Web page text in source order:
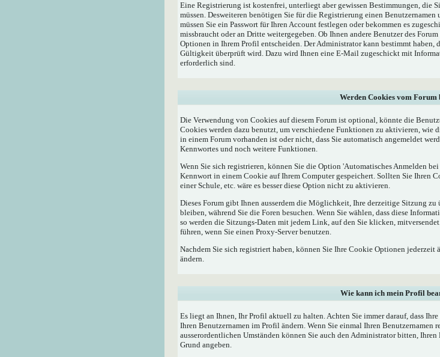
Eine Registrierung ist kostenfrei, unterliegt aber gewissen Bestimmungen, die
müssen. Desweiteren benötigen Sie für die Registrierung einen
müssen Sie ein Passwort für Ihren Account festlegen oder bekommen es
missbraucht oder an Dritte weitergegeben. Ob Ihnen andere Benutzer des
Optionen in Ihrem Profil entscheiden. Der Administrator kann bestimmt haben,
Gültigkeit überprüft wird. Dazu wird Ihnen eine E-Mail zugeschickt mit
erforderlich sind.
Werden Cookies vom Forum
Die Verwendung von Cookies auf diesem Forum ist optional, könnte die
Cookies werden dazu benutzt, um verschiedene Funktionen zu aktivieren, wie
in einem Forum vorhanden ist oder nicht, dass Sie automatisch angemeldet
Kennwortes und noch weitere Funktionen.
Wenn Sie sich registrieren, können Sie die Option 'Automatisches Anmelden
Kennwort in einem Cookie auf Ihrem Computer gespeichert. Sollten Sie Ihren
einer Schule, etc. wäre es besser diese Option nicht zu aktivieren.
Dieses Forum gibt Ihnen ausserdem die Möglichkeit, Ihre derzeitige Sitzung zu
bleiben, während Sie die Foren besuchen. Wenn Sie wählen, dass diese
so werden die Sitzungs-Daten mit jedem Link, auf den Sie klicken,
führen, wenn Sie einen Proxy-Server benutzen.
Nachdem Sie sich registriert haben, können Sie Ihre Cookie Optionen
ändern.
Wie kann ich mein Profil
Es liegt an Ihnen, Ihr Profil aktuell zu halten. Achten Sie immer darauf, dass
Ihren Benutzernamen im Profil ändern. Wenn Sie einmal Ihren Benutzernamen
ausserordentlichen Umständen können Sie auch den Administrator bitten,
Grund angeben.